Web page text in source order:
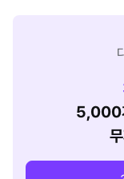
5,000